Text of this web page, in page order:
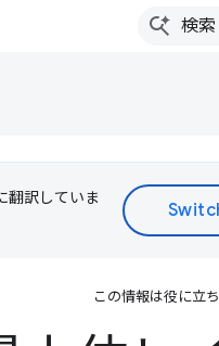
翻訳していま
この情報は役に立